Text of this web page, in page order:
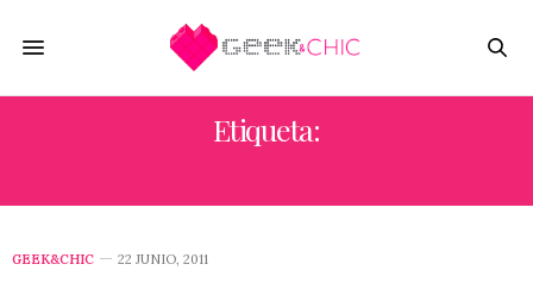
Etiqueta:
GEEK&CHIC 22 JUNIO, 2011